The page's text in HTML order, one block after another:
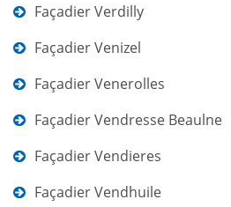
Façadier Verdilly
Façadier Venizel
Façadier Venerolles
Façadier Vendresse Beaulne
Façadier Vendieres
Façadier Vendhuile